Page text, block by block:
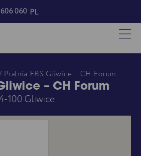
060 PL
Pralnia EBS Gliwice – CH Forum
– CH Forum
100 Gliwice